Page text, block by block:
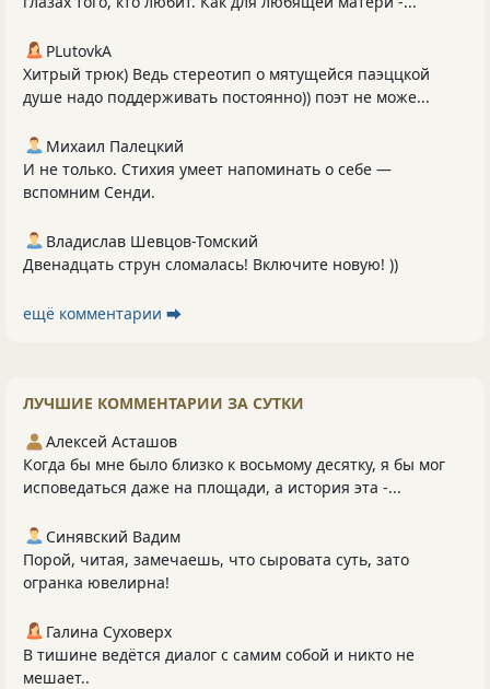
PLutоvkА
Хитрый трюк) Ведь стереотип о мятущейся паэццкой
душе надо поддерживать постоянно)) поэт не може...
Михаил Палецкий
И не только. Стихия умеет напоминать о себе —
вспомним Сенди.
Владислав Шевцов-Томский
Двенадцать струн сломалась! Включите новую! ))
ещё комментарии ⮕
ЛУЧШИЕ КОММЕНТАРИИ ЗА СУТКИ
Алексей Асташов
Когда бы мне было близко к восьмому десятку, я бы мог
исповедаться даже на площади, а история эта -...
Синявский Вадим
Порой, читая, замечаешь, что сыровата суть, зато
огранка ювелирна!
Галина Суховерх
В тишине ведётся диалог с самим собой и никто не
мешает..